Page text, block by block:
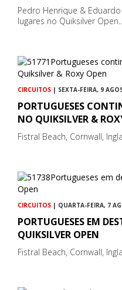
Pedro Henrique &
lugares no Quiksilver Open...
CIRCUITOS | SEXTA-FEIRA, 9
PORTUGUESES
NO QUIKSILVER &
Fistral Beach, Cornwall,
CIRCUITOS | QUARTA-FEIRA, 7
PORTUGUESES EM
QUIKSILVER OPEN
Fistral Beach, Cornwall,